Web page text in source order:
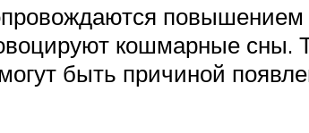
кошмарные сны.
быть причиной